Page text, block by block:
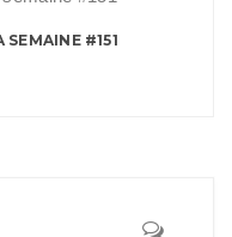
SEMAINE #151